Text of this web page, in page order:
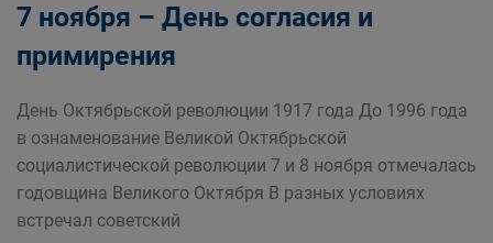
7 ноября – День согласия и
примирения
День Октябрьской революции 1917 года До 1996 года
в ознаменование Великой Октябрьской
социалистической революции 7 и 8 ноября отмечалась
годовщина Великого Октября В разных условиях
встречал советский